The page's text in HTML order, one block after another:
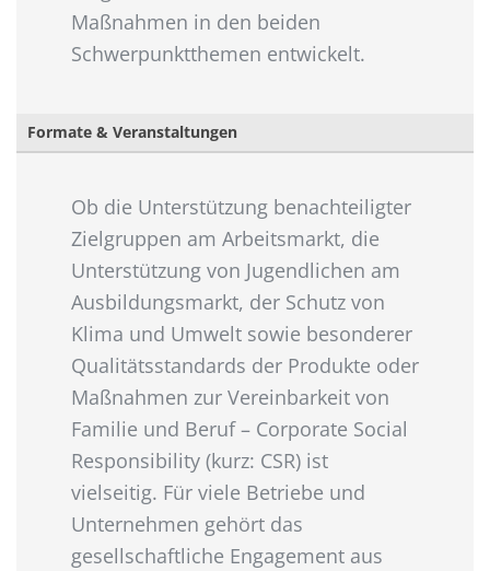
Maßnahmen in den beiden
Schwerpunktthemen entwickelt.
Formate & Veranstaltungen
Ob die Unterstützung benachteiligter
Zielgruppen am Arbeitsmarkt, die
Unterstützung von Jugendlichen am
Ausbildungsmarkt, der Schutz von
Klima und Umwelt sowie besonderer
Qualitätsstandards der Produkte oder
Maßnahmen zur Vereinbarkeit von
Familie und Beruf – Corporate Social
Responsibility (kurz: CSR) ist
vielseitig. Für viele Betriebe und
Unternehmen gehört das
gesellschaftliche Engagement aus